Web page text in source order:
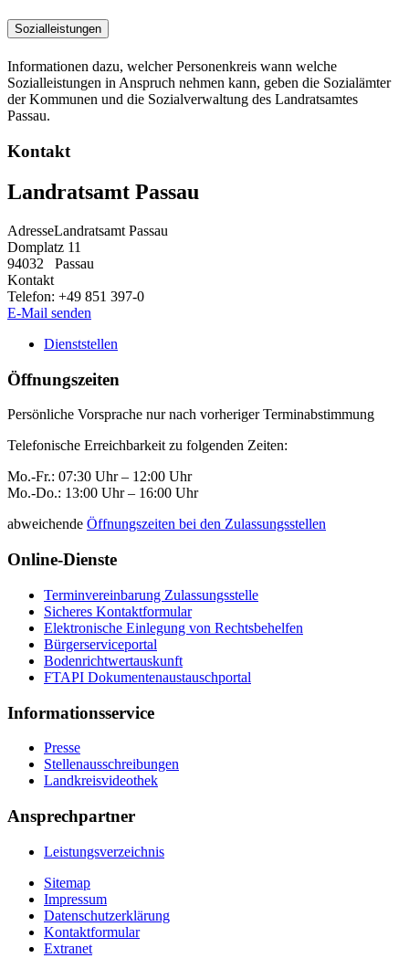
Sozialleistungen
Informationen dazu, welcher Personenkreis wann welche
Sozialleistungen in Anspruch nehmen kann, geben die Sozialämter
der Kommunen und die Sozialverwaltung des Landratsamtes
Passau.
Kontakt
Landratsamt Passau
AdresseLandratsamt Passau
Domplatz 11
94032
Passau
Kontakt
Telefon: +49 851 397-0
E-Mail senden
Dienststellen
Öffnungszeiten
Persönliche Vorsprache nur nach vorheriger Terminabstimmung
Telefonische Erreichbarkeit zu folgenden Zeiten:
Mo.-Fr.: 07:30 Uhr – 12:00 Uhr
Mo.-Do.: 13:00 Uhr – 16:00 Uhr
abweichende Öffnungszeiten bei den Zulassungsstellen
Online-Dienste
Terminvereinbarung Zulassungsstelle
Sicheres Kontaktformular
Elektronische Einlegung von Rechtsbehelfen
Bürgerserviceportal
Bodenrichtwertauskunft
FTAPI Dokumentenaustauschportal
Informationsservice
Presse
Stellenausschreibungen
Landkreisvideothek
Ansprechpartner
Leistungsverzeichnis
Sitemap
Impressum
Datenschutzerklärung
Kontaktformular
Extranet